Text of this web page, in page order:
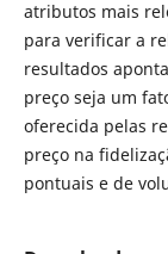
atributos mais
para verificar a
resultados
preço seja um
oferecida pelas
preço na
pontuais e de